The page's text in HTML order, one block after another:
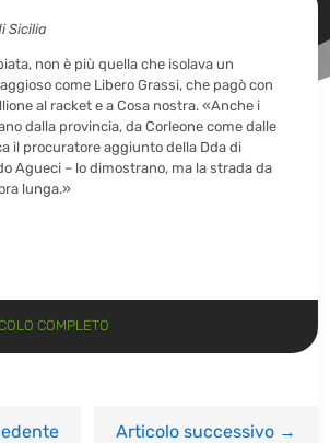
Sicilia
non è più quella che isolava un
come Libero Grassi, che pagò con
al racket e a Cosa nostra. «Anche i
dalla provincia, da Corleone come dalle
il procuratore aggiunto della Dda di
Agueci – lo dimostrano, ma la strada da
lunga.»
COMPLETO
Articolo successivo→